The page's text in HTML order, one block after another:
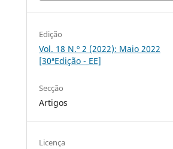
Edição
Vol. 18 N.º 2 (2022): Maio 2022
[30ªEdição - EE]
Secção
Artigos
Licença